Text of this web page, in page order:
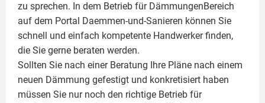
zu sprechen. In dem Betrieb für DämmungenBereich
auf dem Portal Daemmen-und-Sanieren können Sie
schnell und einfach kompetente Handwerker finden,
die Sie gerne beraten werden.
Sollten Sie nach einer Beratung Ihre Pläne nach einem
neuen Dämmung gefestigt und konkretisiert haben
müssen Sie nur noch den richtige Betrieb für